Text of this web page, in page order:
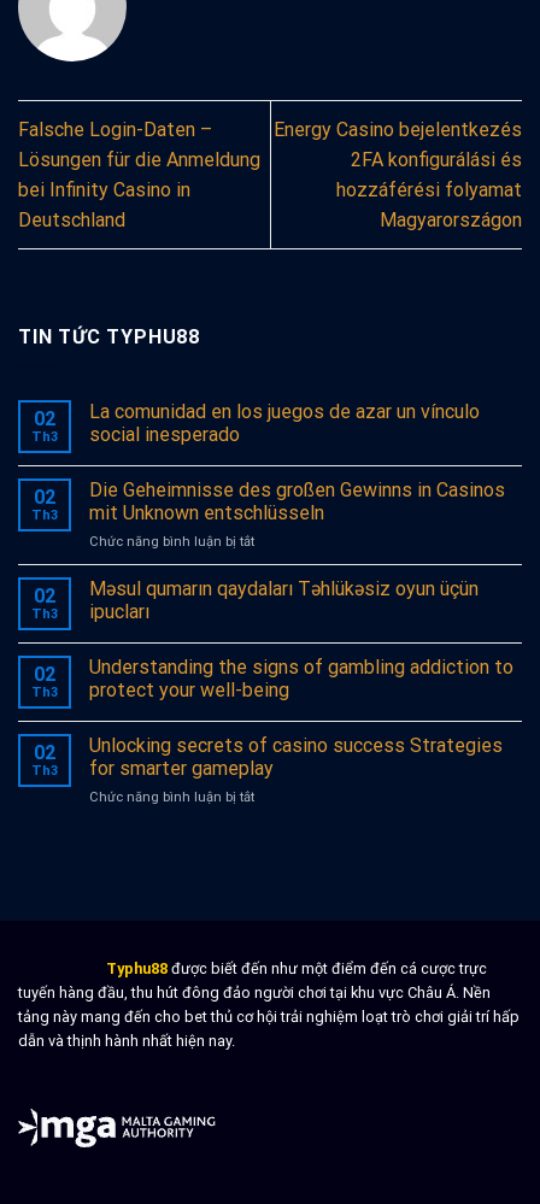
Falsche Login-Daten –
Lösungen für die Anmeldung
bei Infinity Casino in
Deutschland
Energy Casino bejelentkezés
2FA konfigurálási és
hozzáférési folyamat
Magyarországon
TIN TỨC TYPHU88
02
Th3
La comunidad en los juegos de azar un vínculo
social inesperado
02
Th3
Die Geheimnisse des großen Gewinns in Casinos
mit Unknown entschlüsseln
Chức năng bình luận bị tắtở
Geheimnisse
Gewinns
in
Casinos
Unknown
entschlüsseln
02
Th3
Məsul qumarın qaydaları Təhlükəsiz oyun üçün
ipucları
02
Th3
Understanding the signs of gambling addiction to
protect your well-being
02
Th3
Unlocking secrets of casino success Strategies
for smarter gameplay
Chức năng bình luận bị tắtở
smarter
Typhu88 được biết đến như một điểm đến cá cược trực
tuyến hàng đầu, thu hút đông đảo người chơi tại khu vực Châu Á. Nền
tảng này mang đến cho bet thủ cơ hội trải nghiệm loạt trò chơi giải trí hấp
dẫn và thịnh hành nhất hiện nay.